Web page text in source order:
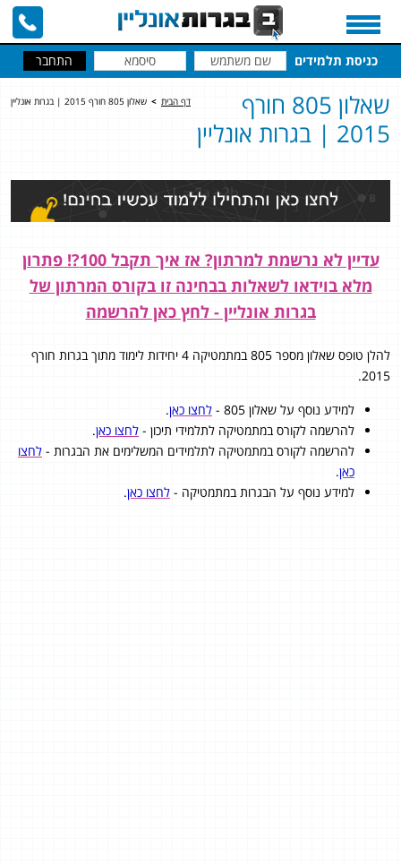
כניסת תלמידים
דף הבית > שאלון 805 חורף 2015 | בגרות אונליין
שאלון 805 חורף
2015 | בגרות אונליין
עדיין לא נרשמת למרתון? אז איך תקבל 100?! פתרון
מלא בוידאו לשאלות בבחינה זו בקורס המרתון של
בגרות אונליין - לחץ כאן להרשמה
להלן טופס שאלון מספר 805 במתמטיקה 4 יחידות לימוד מתוך בגרות חורף
2015.
למידע נוסף על שאלון 805 -
לחצו כאן.
להרשמה לקורס במתמטיקה לתלמידי תיכון - לחצו כאן.
להרשמה לקורס במתמטיקה לתלמידים המשלימים את הבגרות - לחצו
כאן.
למידע נוסף על הבגרות במתמטיקה - לחצו כאן.